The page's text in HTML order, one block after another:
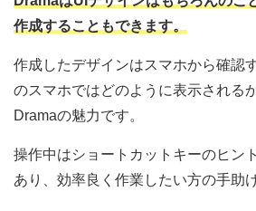
作成することもできます。
作成したデザインはスマホから確認
のスマホではどのように表示される
Dramaの魅力です。
操作中はショートカットキーのヒン
あり、効率良く作業したい方の手助